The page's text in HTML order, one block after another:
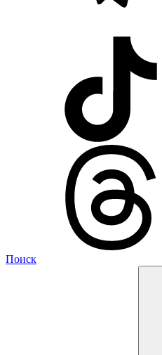
Поиск